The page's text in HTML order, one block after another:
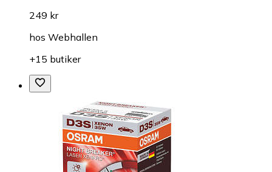
249 kr
hos Webhallen
+15 butiker